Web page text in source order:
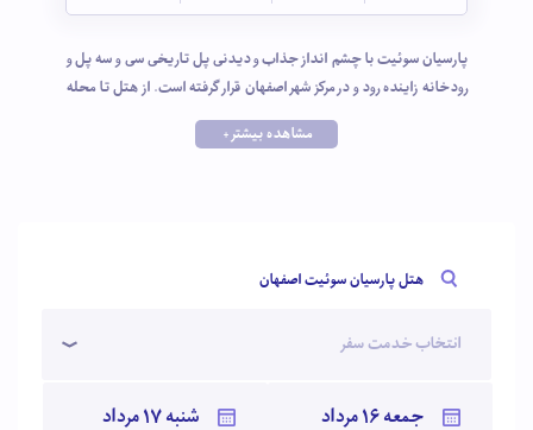
پارسیان سوئیت با چشم انداز جذاب و دیدنی پل تاریخی سی و سه پل و
رودخانه زاینده رود و در مرکز شهر اصفهان قرار گرفته است. از هتل تا محله
جلفا، میدان نقش‌جهان، موزه هنرهای معاصر و بازارچه هنر راهی نیست.
هتل سه ستاره پارسیان از هتلهای با سابقه و خوشنام اصفهان است که
مشاهده بیشتر +
هتل پارسیان سوئیت اصفهان
انتخاب خدمت سفر